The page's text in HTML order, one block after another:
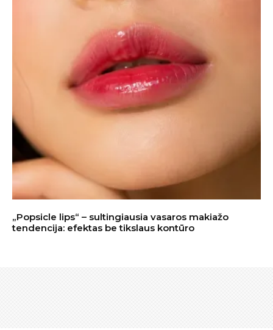
„Popsicle lips“ – sultingiausia vasaros makiažo
tendencija: efektas be tikslaus kontūro